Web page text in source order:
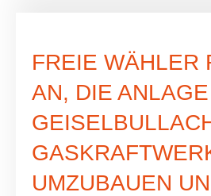
FREIE WÄHLER
AN, DIE
UMZUBAUEN